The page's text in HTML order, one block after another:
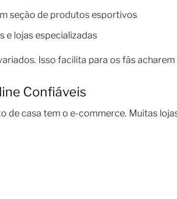
seção de produtos esportivos
e lojas especializadas
Isso facilita para os fãs
Confiáveis
de casa tem o e-commerce. Muitas